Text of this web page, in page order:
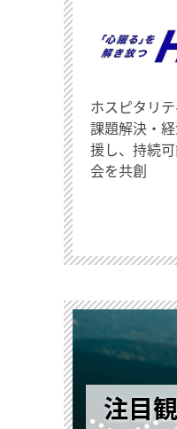
ホスピタリ
課題解決・
援し、持続
会を共創
注目